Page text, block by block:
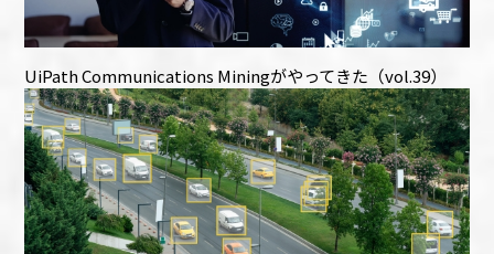
UiPath Communications Miningがやってきた（vol.39）